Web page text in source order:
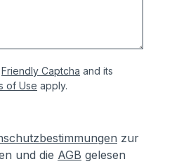
Friendly Captcha and its
of Use apply.
zur
und die AGB gelesen